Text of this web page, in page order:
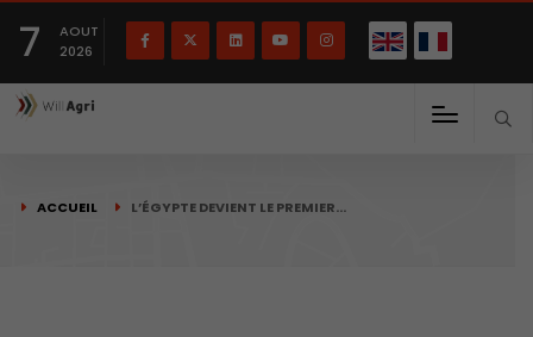
7
AOUT
2026
ACCUEIL L’ÉGYPTE DEVIENT LE PREMIER…
Français English(English)